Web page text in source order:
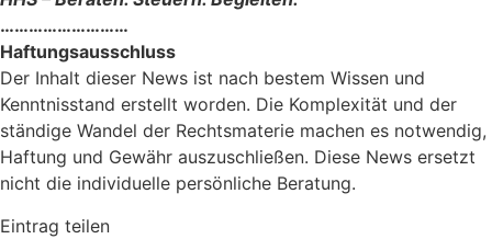
………………………
Haftungsausschluss
Der Inhalt dieser News ist nach bestem Wissen und
Kenntnisstand erstellt worden. Die Komplexität und der
ständige Wandel der Rechtsmaterie machen es notwendig,
Haftung und Gewähr auszuschließen. Diese News ersetzt
nicht die individuelle persönliche Beratung.
Eintrag teilen